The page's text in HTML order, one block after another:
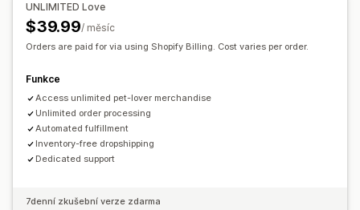
UNLIMITED Love
$39.99/ měsíc
Orders are paid for via using Shopify Billing. Cost varies per order.
Funkce
Access unlimited pet-lover merchandise
Unlimited order processing
Automated fulfillment
Inventory-free dropshipping
Dedicated support
7denní zkušební verze zdarma